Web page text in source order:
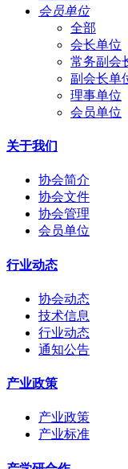
会员单位
全部
会长单位
常务副会
副会长单
理事单位
会员单位
关于我们
协会简介
协会文件
协会管理
会员单位
行业动态
协会动态
技术信息
行业动态
通知公告
产业政策
产业政策
产业标准